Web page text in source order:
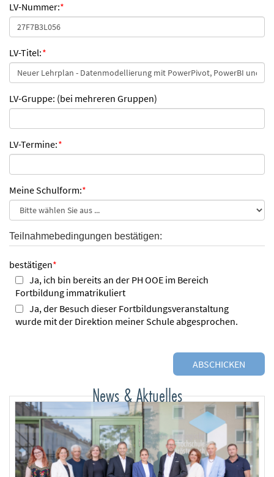
LV-Nummer:*
LV-Titel:*
LV-Gruppe: (bei mehreren Gruppen)
LV-Termine:*
Meine Schulform:*
Teilnahmebedingungen bestätigen:
bestätigen*
Ja, ich bin bereits an der PH OOE im Bereich
Fortbildung immatrikuliert
Ja, der Besuch dieser Fortbildungsveranstaltung
wurde mit der Direktion meiner Schule abgesprochen.
News & Aktuelles